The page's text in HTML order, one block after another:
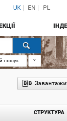
UK EN PL
пошук ?
СТРУКТУРА